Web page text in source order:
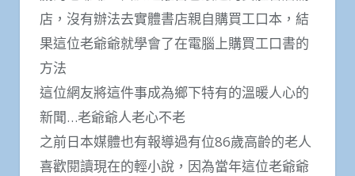
店，沒有辦法去實體書店親自購買工口本，結
果這位老爺爺就學會了在電腦上購買工口書的
方法
這位網友將這件事成為鄉下特有的溫暖人心的
新聞…老爺爺人老心不老
之前日本媒體也有報導過有位86歲高齡的老人
喜歡閱讀現在的輕小說，因為當年這位老爺爺